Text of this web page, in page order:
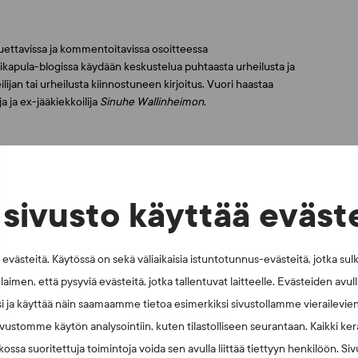
sivusto käyttää
Käytössä on sekä väliaikaisia istuntotunnus-evästeitä, jotka
että pysyviä evästeitä, jotka tallentuvat laitteelle. Evästeiden
ja käyttää näin saamaamme tietoa esimerkiksi sivustollamme
käytön analysointiin, kuten tilastolliseen seurantaan. Kaikki
suoritettuja toimintoja voida sen avulla liittää tiettyyn henkilöön.
ja kommentoitavissa osoitteessa
blogissa käydään keskustelua puhtaasta urheilusta ja
tai urheilusta kiinnostuneen kirjoitus. Vuori haastaa
ja ex-jääkiekkoilija Sinuhe Wallinheimon.
UUTISET - 30.6.2026
SUEKin sivuilla uusi